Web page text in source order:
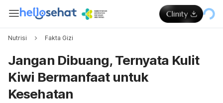
Nutrisi Fakta Gizi
Jangan Dibuang, Ternyata Kulit
Kiwi Bermanfaat untuk
Kesehatan